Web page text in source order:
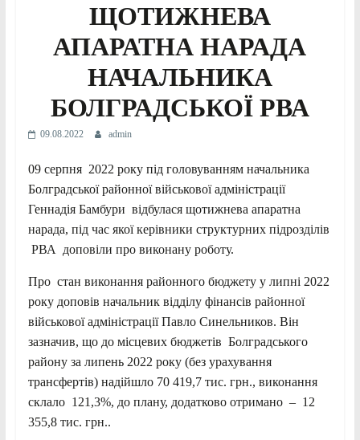
ЩОТИЖНЕВА
АПАРАТНА НАРАДА
НАЧАЛЬНИКА
БОЛГРАДСЬКОЇ РВА
09.08.2022 admin
09 серпня 2022 року під головуванням начальника
Болградської районної військової адміністрації
Геннадія Бамбури відбулася щотижнева апаратна
нарада, під час якої керівники структурних підрозділів
РВА доповіли про виконану роботу.
Про стан виконання районного бюджету у липні 2022
року доповів начальник відділу фінансів районної
військової адміністрації Павло Синельников. Він
зазначив, що до місцевих бюджетів Болградського
району за липень 2022 року (без урахування
трансфертів) надійшло 70 419,7 тис. грн., виконання
склало 121,3%, до плану, додатково отримано – 12
355,8 тис. грн..